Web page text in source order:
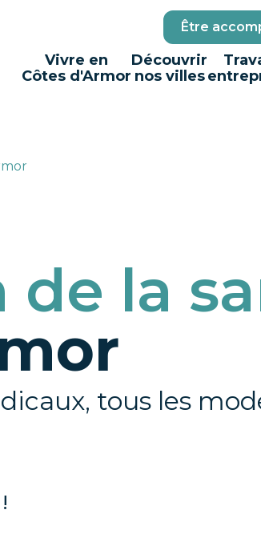
Être
Vivre en
Côtes d'Armor
Découvrir
nos villes
de la
tous les